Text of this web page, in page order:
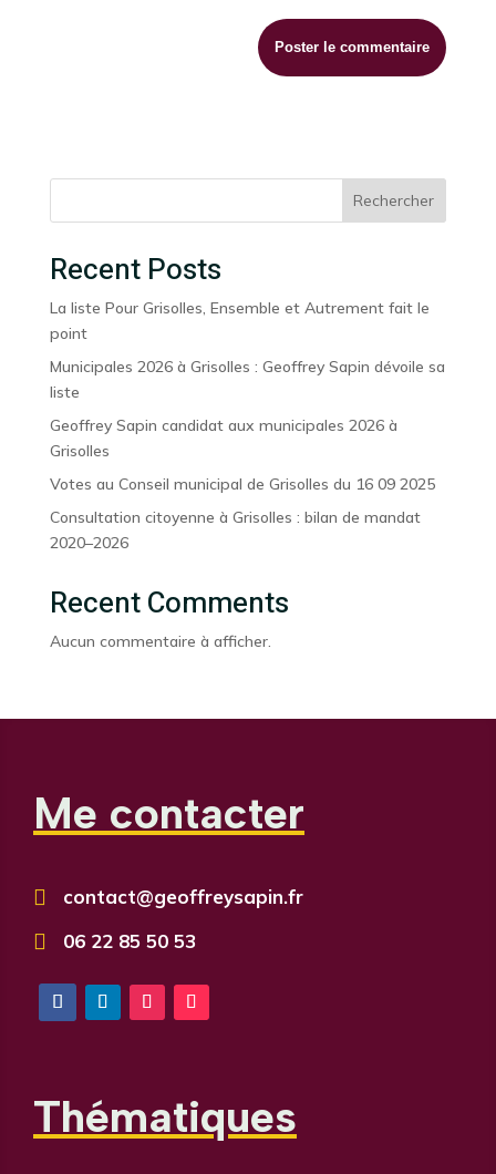
Rechercher
Recent Posts
La liste Pour Grisolles, Ensemble et Autrement fait le
point
Municipales 2026 à Grisolles : Geoffrey Sapin dévoile sa
liste
Geoffrey Sapin candidat aux municipales 2026 à
Grisolles
Votes au Conseil municipal de Grisolles du 16 09 2025
Consultation citoyenne à Grisolles : bilan de mandat
2020–2026
Recent Comments
Aucun commentaire à afficher.
Me contacter
 contact@geoffreysapin.fr
 06 22 85 50 53
Thématiques